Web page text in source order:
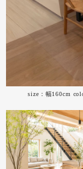
size：幅160cm